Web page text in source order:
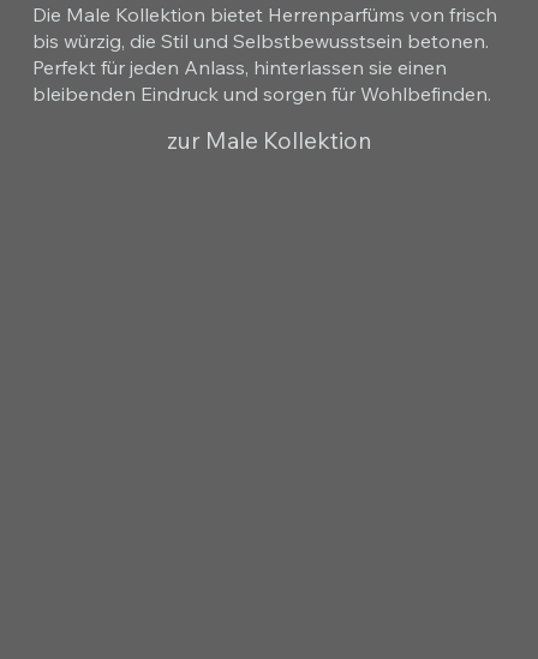
Die Male Kollektion bietet Herrenparfüms von frisch
bis würzig, die Stil und Selbstbewusstsein betonen.
Perfekt für jeden Anlass, hinterlassen sie einen
bleibenden Eindruck und sorgen für Wohlbefinden.
zur Male Kollektion